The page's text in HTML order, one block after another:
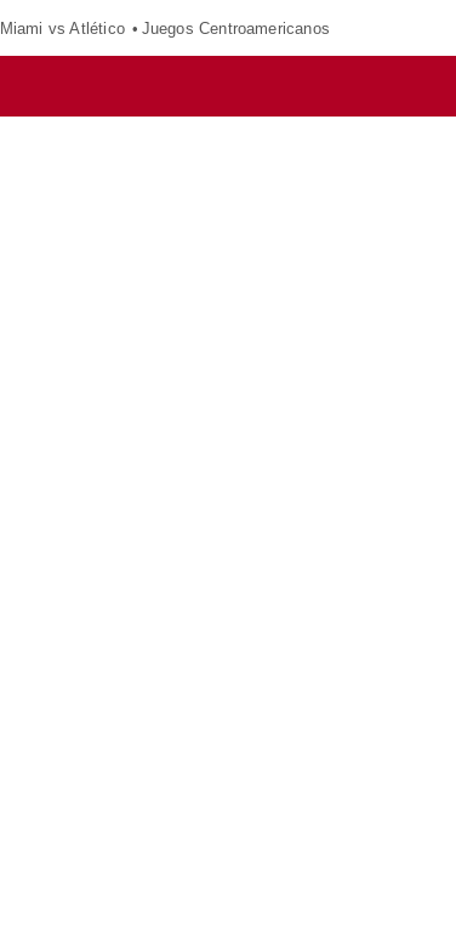
Miami vs Atlético Juegos Centroamericanos